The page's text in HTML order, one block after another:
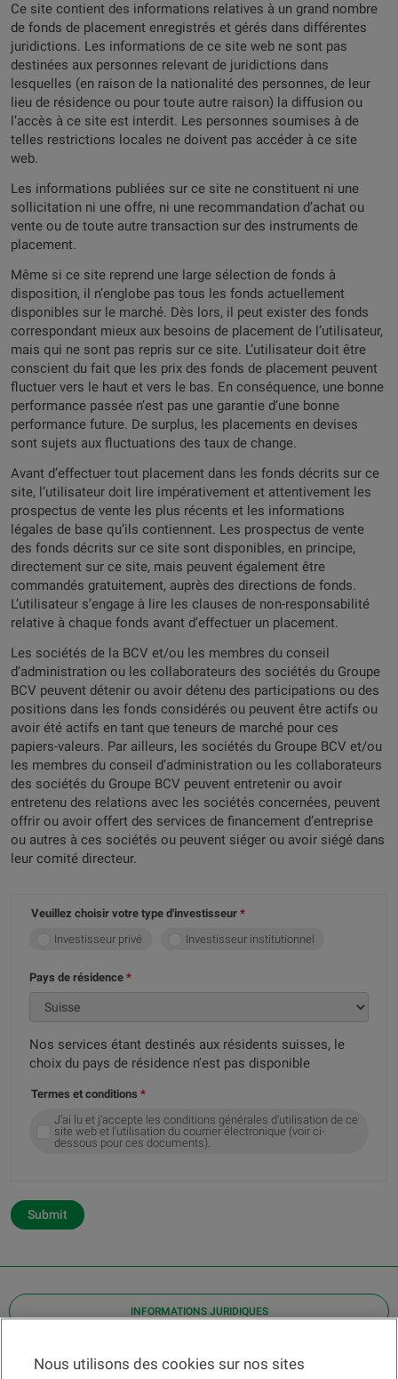
Ce site contient des informations relatives à un grand nombre
de fonds de placement enregistrés et gérés dans différentes
juridictions. Les informations de ce site web ne sont pas
destinées aux personnes relevant de juridictions dans
lesquelles (en raison de la nationalité des personnes, de leur
lieu de résidence ou pour toute autre raison) la diffusion ou
l’accès à ce site est interdit. Les personnes soumises à de
telles restrictions locales ne doivent pas accéder à ce site
web.
Les informations publiées sur ce site ne constituent ni une
sollicitation ni une offre, ni une recommandation d’achat ou
vente ou de toute autre transaction sur des instruments de
placement.
Même si ce site reprend une large sélection de fonds à
disposition, il n’englobe pas tous les fonds actuellement
disponibles sur le marché. Dès lors, il peut exister des fonds
correspondant mieux aux besoins de placement de l’utilisateur,
mais qui ne sont pas repris sur ce site. L’utilisateur doit être
conscient du fait que les prix des fonds de placement peuvent
fluctuer vers le haut et vers le bas. En conséquence, une bonne
performance passée n’est pas une garantie d’une bonne
performance future. De surplus, les placements en devises
sont sujets aux fluctuations des taux de change.
Avant d’effectuer tout placement dans les fonds décrits sur ce
site, l’utilisateur doit lire impérativement et attentivement les
prospectus de vente les plus récents et les informations
légales de base qu’ils contiennent. Les prospectus de vente
des fonds décrits sur ce site sont disponibles, en principe,
directement sur ce site, mais peuvent également être
commandés gratuitement, auprès des directions de fonds.
L’utilisateur s’engage à lire les clauses de non-responsabilité
relative à chaque fonds avant d’effectuer un placement.
Les sociétés de la BCV et/ou les membres du conseil
d’administration ou les collaborateurs des sociétés du Groupe
BCV peuvent détenir ou avoir détenu des participations ou des
positions dans les fonds considérés ou peuvent être actifs ou
avoir été actifs en tant que teneurs de marché pour ces
papiers-valeurs. Par ailleurs, les sociétés du Groupe BCV et/ou
les membres du conseil d’administration ou les collaborateurs
des sociétés du Groupe BCV peuvent entretenir ou avoir
entretenu des relations avec les sociétés concernées, peuvent
offrir ou avoir offert des services de financement d’entreprise
ou autres à ces sociétés ou peuvent siéger ou avoir siégé dans
leur comité directeur.
Veuillez choisir votre type d'investisseur
Investisseur privé
Investisseur institutionnel
Pays de résidence
Nos services étant destinés aux résidents suisses, le
choix du pays de résidence n'est pas disponible
Termes et conditions
J'ai lu et j'accepte les conditions générales d'utilisation de ce
site web et l'utilisation du courrier électronique (voir ci-
dessous pour ces documents).
Submit
INFORMATIONS JURIDIQUES
Contact
Nous utilisons des cookies sur nos sites